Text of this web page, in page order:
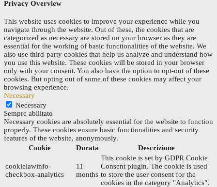
Privacy Overview
This website uses cookies to improve your experience while you
navigate through the website. Out of these, the cookies that are
categorized as necessary are stored on your browser as they are
essential for the working of basic functionalities of the website. We
also use third-party cookies that help us analyze and understand how
you use this website. These cookies will be stored in your browser
only with your consent. You also have the option to opt-out of these
cookies. But opting out of some of these cookies may affect your
browsing experience.
Necessary
Necessary
Sempre abilitato
Necessary cookies are absolutely essential for the website to function
properly. These cookies ensure basic functionalities and security
features of the website, anonymously.
Cookie
Durata Descrizione
cookielawinfo-
checkbox-analytics
11
months
This cookie is set by GDPR Cookie
Consent plugin. The cookie is used
to store the user consent for the
cookies in the category "Analytics".